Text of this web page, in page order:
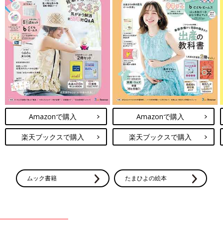
Amazonで購入
楽天ブックスで購入
Amazonで購入
楽天ブックスで購入
ムック書籍 たまひよの絵本